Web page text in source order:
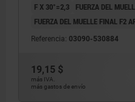
F X 30°=2,3
FUERZA DEL
FUERZA DEL MUELLE FINAL F2
Referencia: 03090-530884
19,15 $
más IVA.
más gastos de envío